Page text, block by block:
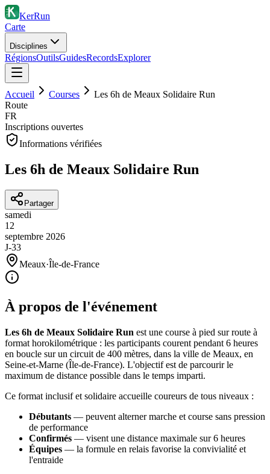
KerRun
Carte
Disciplines
RégionsOutilsGuidesRecordsExplorer
Accueil Courses
Les 6h de Meaux Solidaire Run
Route
FR
Inscriptions ouvertes
Informations vérifiées
Les 6h de Meaux Solidaire Run
Partager
samedi
12
septembre 2026
J-33
Meaux·Île-de-France
À propos de l'événement
Les 6h de Meaux Solidaire Run est une course à pied sur route à
format horokilométrique : les participants courent pendant 6 heures
en boucle sur un circuit de 400 mètres, dans la ville de Meaux, en
Seine-et-Marne (Île-de-France). L'objectif est de parcourir le
maximum de distance possible dans le temps imparti.
Ce format inclusif et solidaire accueille coureurs de tous niveaux :
Débutants — peuvent alterner marche et course sans pression
de performance
Confirmés — visent une distance maximale sur 6 heures
Équipes — la formule en relais favorise la convivialité et
l'entraide